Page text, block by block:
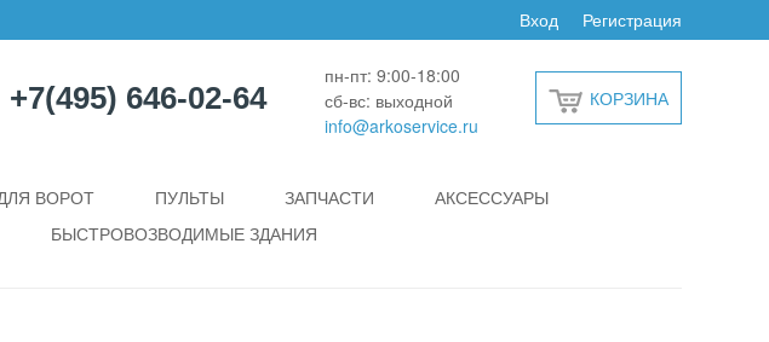
Регистрация
Вход
+7(495) 646-02-64
пн-пт: 9:00-18:00
сб-вс: выходной
info@arkoservice.ru
КОРЗИНА
ВОРОТ ПУЛЬТЫ ЗАПЧАСТИ
АКСЕССУАРЫ
БЫСТРОВОЗВОДИМЫЕ ЗДАНИЯ